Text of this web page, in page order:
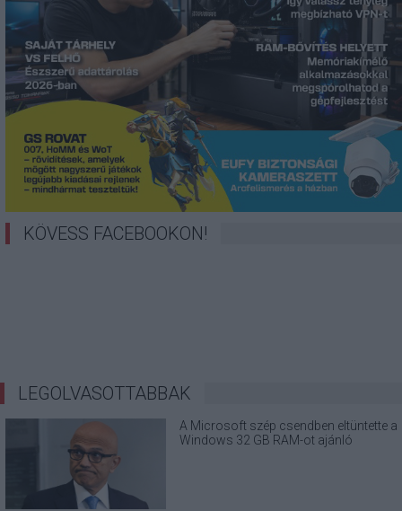
KÖVESS FACEBOOKON!
LEGOLVASOTTABBAK
A Microsoft szép csendben eltüntette a
Windows 32 GB RAM-ot ajánló